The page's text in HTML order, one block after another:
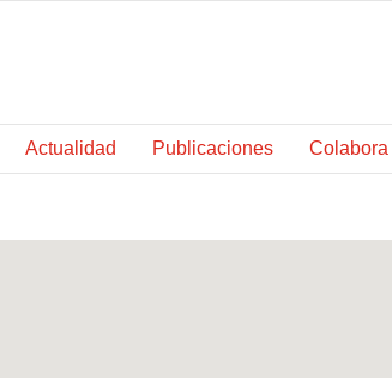
Actualidad Publicaciones Colabora